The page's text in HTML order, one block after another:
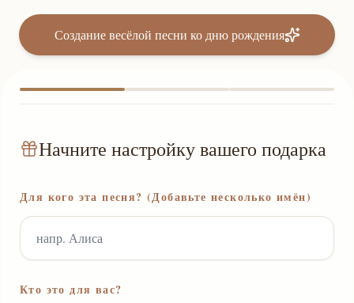
Создание весёлой песни ко дню рождения
Начните настройку вашего подарка
Для кого эта песня? (Добавьте несколько имён)
Кто это для вас?